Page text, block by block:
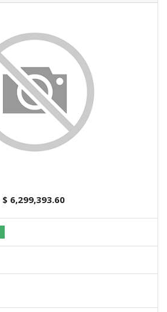
$ 6,299,393.60